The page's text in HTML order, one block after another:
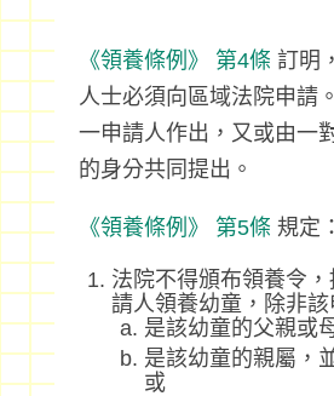
《領養條例》 第4條 訂明
人士必須向區域法院申請
一申請人作出，又或由一
的身分共同提出。
《領養條例》 第5條 規定：
法院不得頒布領養令
請人領養幼童，除非
是該幼童的父親或
是該幼童的親屬，
或